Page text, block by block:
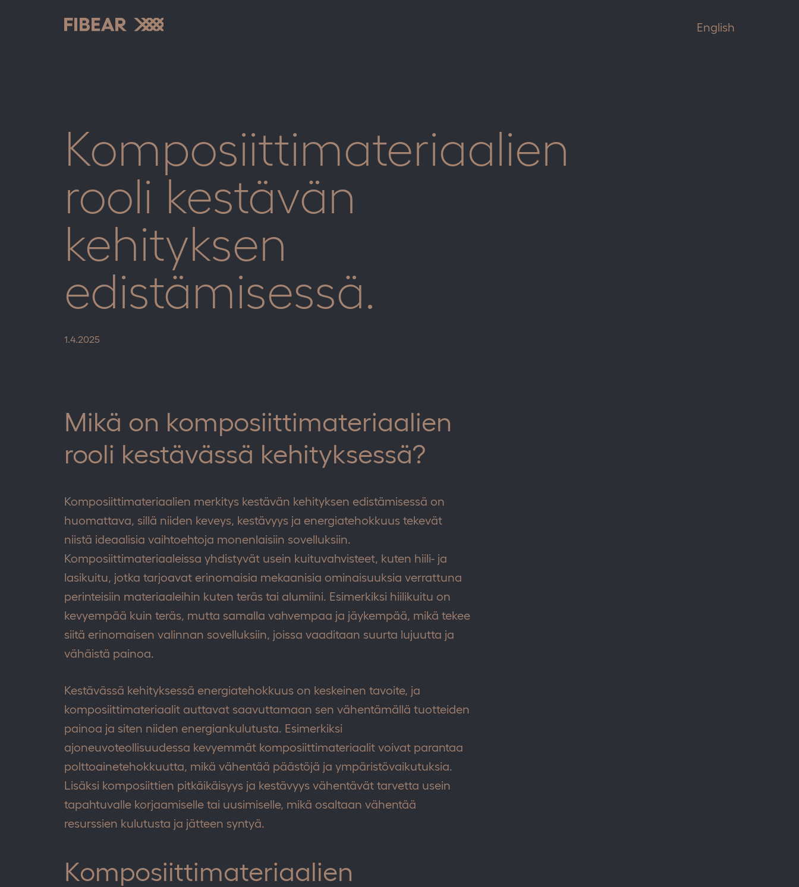
English
Komposiittimateriaalien
rooli kestävän
kehityksen
edistämisessä.
1.4.2025
Mikä on komposiittimateriaalien
rooli kestävässä kehityksessä?
Komposiittimateriaalien merkitys kestävän kehityksen edistämisessä on
huomattava, sillä niiden keveys, kestävyys ja energiatehokkuus tekevät
niistä ideaalisia vaihtoehtoja monenlaisiin sovelluksiin.
Komposiittimateriaaleissa yhdistyvät usein kuituvahvisteet, kuten hiili- ja
lasikuitu, jotka tarjoavat erinomaisia mekaanisia ominaisuuksia verrattuna
perinteisiin materiaaleihin kuten teräs tai alumiini. Esimerkiksi hiilikuitu on
kevyempää kuin teräs, mutta samalla vahvempaa ja jäykempää, mikä tekee
siitä erinomaisen valinnan sovelluksiin, joissa vaaditaan suurta lujuutta ja
vähäistä painoa.
Kestävässä kehityksessä energiatehokkuus on keskeinen tavoite, ja
komposiittimateriaalit auttavat saavuttamaan sen vähentämällä tuotteiden
painoa ja siten niiden energiankulutusta. Esimerkiksi
ajoneuvoteollisuudessa kevyemmät komposiittimateriaalit voivat parantaa
polttoainetehokkuutta, mikä vähentää päästöjä ja ympäristövaikutuksia.
Lisäksi komposiittien pitkäikäisyys ja kestävyys vähentävät tarvetta usein
tapahtuvalle korjaamiselle tai uusimiselle, mikä osaltaan vähentää
resurssien kulutusta ja jätteen syntyä.
Komposiittimateriaalien